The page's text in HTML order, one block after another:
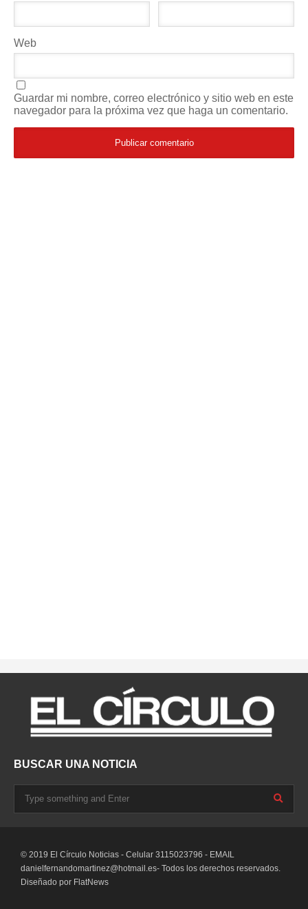
Web
Guardar mi nombre, correo electrónico y sitio web en este
navegador para la próxima vez que haga un comentario.
BUSCAR UNA NOTICIA
© 2019 El Círculo Noticias - Celular 3115023796 - EMAIL
danielfernandomartinez@hotmail.es- Todos los derechos reservados.
Diseñado por FlatNews